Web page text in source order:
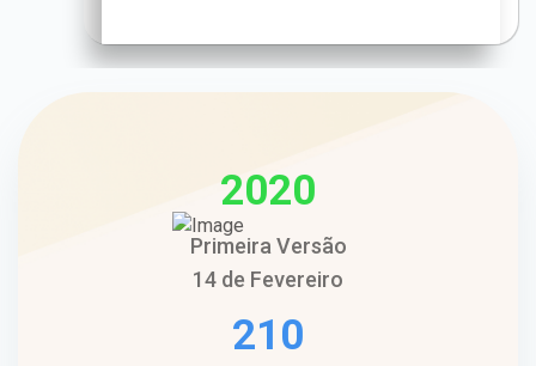
2020
Primeira Versão
14 de Fevereiro
210